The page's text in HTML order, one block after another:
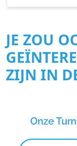
JE ZOU
ZIJN IN
Onze